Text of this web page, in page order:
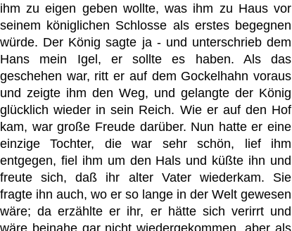
ihm zu eigen geben wollte, was ihm zu Haus vor
seinem königlichen Schlosse als erstes begegnen
würde. Der König sagte ja - und unterschrieb dem
Hans mein Igel, er sollte es haben. Als das
geschehen war, ritt er auf dem Gockelhahn voraus
und zeigte ihm den Weg, und gelangte der König
glücklich wieder in sein Reich. Wie er auf den Hof
kam, war große Freude darüber. Nun hatte er eine
einzige Tochter, die war sehr schön, lief ihm
entgegen, fiel ihm um den Hals und küßte ihn und
freute sich, daß ihr alter Vater wiederkam. Sie
fragte ihn auch, wo er so lange in der Welt gewesen
wäre; da erzählte er ihr, er hätte sich verirrt und